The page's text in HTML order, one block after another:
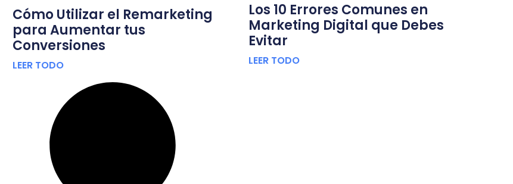
Cómo Utilizar el Remarketing
para Aumentar tus
Conversiones
LEER TODO
Los 10 Errores Comunes en
Marketing Digital que Debes
Evitar
LEER TODO